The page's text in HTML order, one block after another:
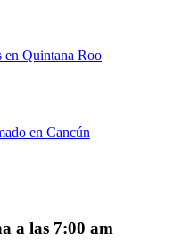
en Quintana Roo
en Cancún
a las 7:00 am